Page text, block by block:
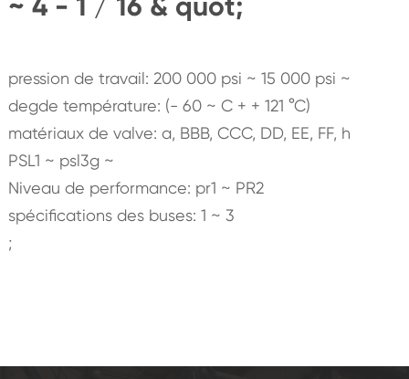
pression de travail: 200 000 psi ~ 15 000 psi ~
degde température: (- 60 ~ C + + 121 °C)
matériaux de valve: a, BBB, CCC, DD, EE, FF, h
PSL1 ~ psl3g ~
Niveau de performance: pr1 ~ PR2
spécifications des buses: 1 ~ 3
;